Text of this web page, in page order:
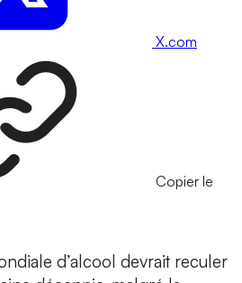
X.com
Copier le
d’alcool devrait reculer